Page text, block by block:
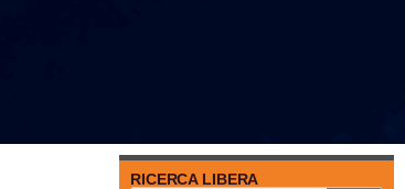
RICERCA LIBERA